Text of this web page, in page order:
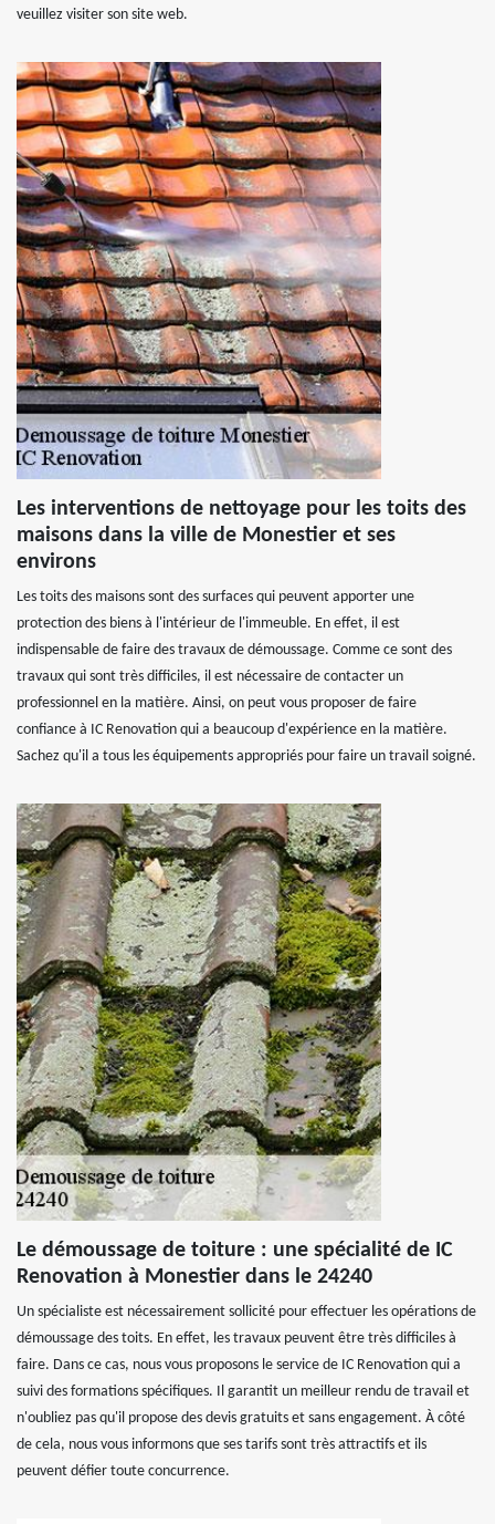
veuillez visiter son site web.
Les interventions de nettoyage pour les toits des
maisons dans la ville de Monestier et ses
environs
Les toits des maisons sont des surfaces qui peuvent apporter une
protection des biens à l'intérieur de l'immeuble. En effet, il est
indispensable de faire des travaux de démoussage. Comme ce sont des
travaux qui sont très difficiles, il est nécessaire de contacter un
professionnel en la matière. Ainsi, on peut vous proposer de faire
confiance à IC Renovation qui a beaucoup d'expérience en la matière.
Sachez qu'il a tous les équipements appropriés pour faire un travail soigné.
Le démoussage de toiture : une spécialité de IC
Renovation à Monestier dans le 24240
Un spécialiste est nécessairement sollicité pour effectuer les opérations de
démoussage des toits. En effet, les travaux peuvent être très difficiles à
faire. Dans ce cas, nous vous proposons le service de IC Renovation qui a
suivi des formations spécifiques. Il garantit un meilleur rendu de travail et
n'oubliez pas qu'il propose des devis gratuits et sans engagement. À côté
de cela, nous vous informons que ses tarifs sont très attractifs et ils
peuvent défier toute concurrence.